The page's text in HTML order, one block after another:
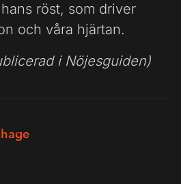
röst, som driver
och våra hjärtan.
i Nöjesguiden)